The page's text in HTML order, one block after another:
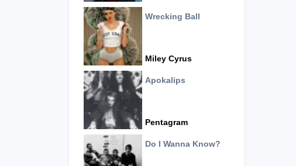
Wrecking Ball
Miley Cyrus
Apokalips
Pentagram
Do I Wanna Know?